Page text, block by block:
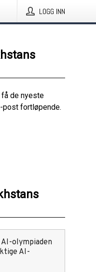
LOGG INN
de nyeste
post fortløpende.
olympiaden
AI-